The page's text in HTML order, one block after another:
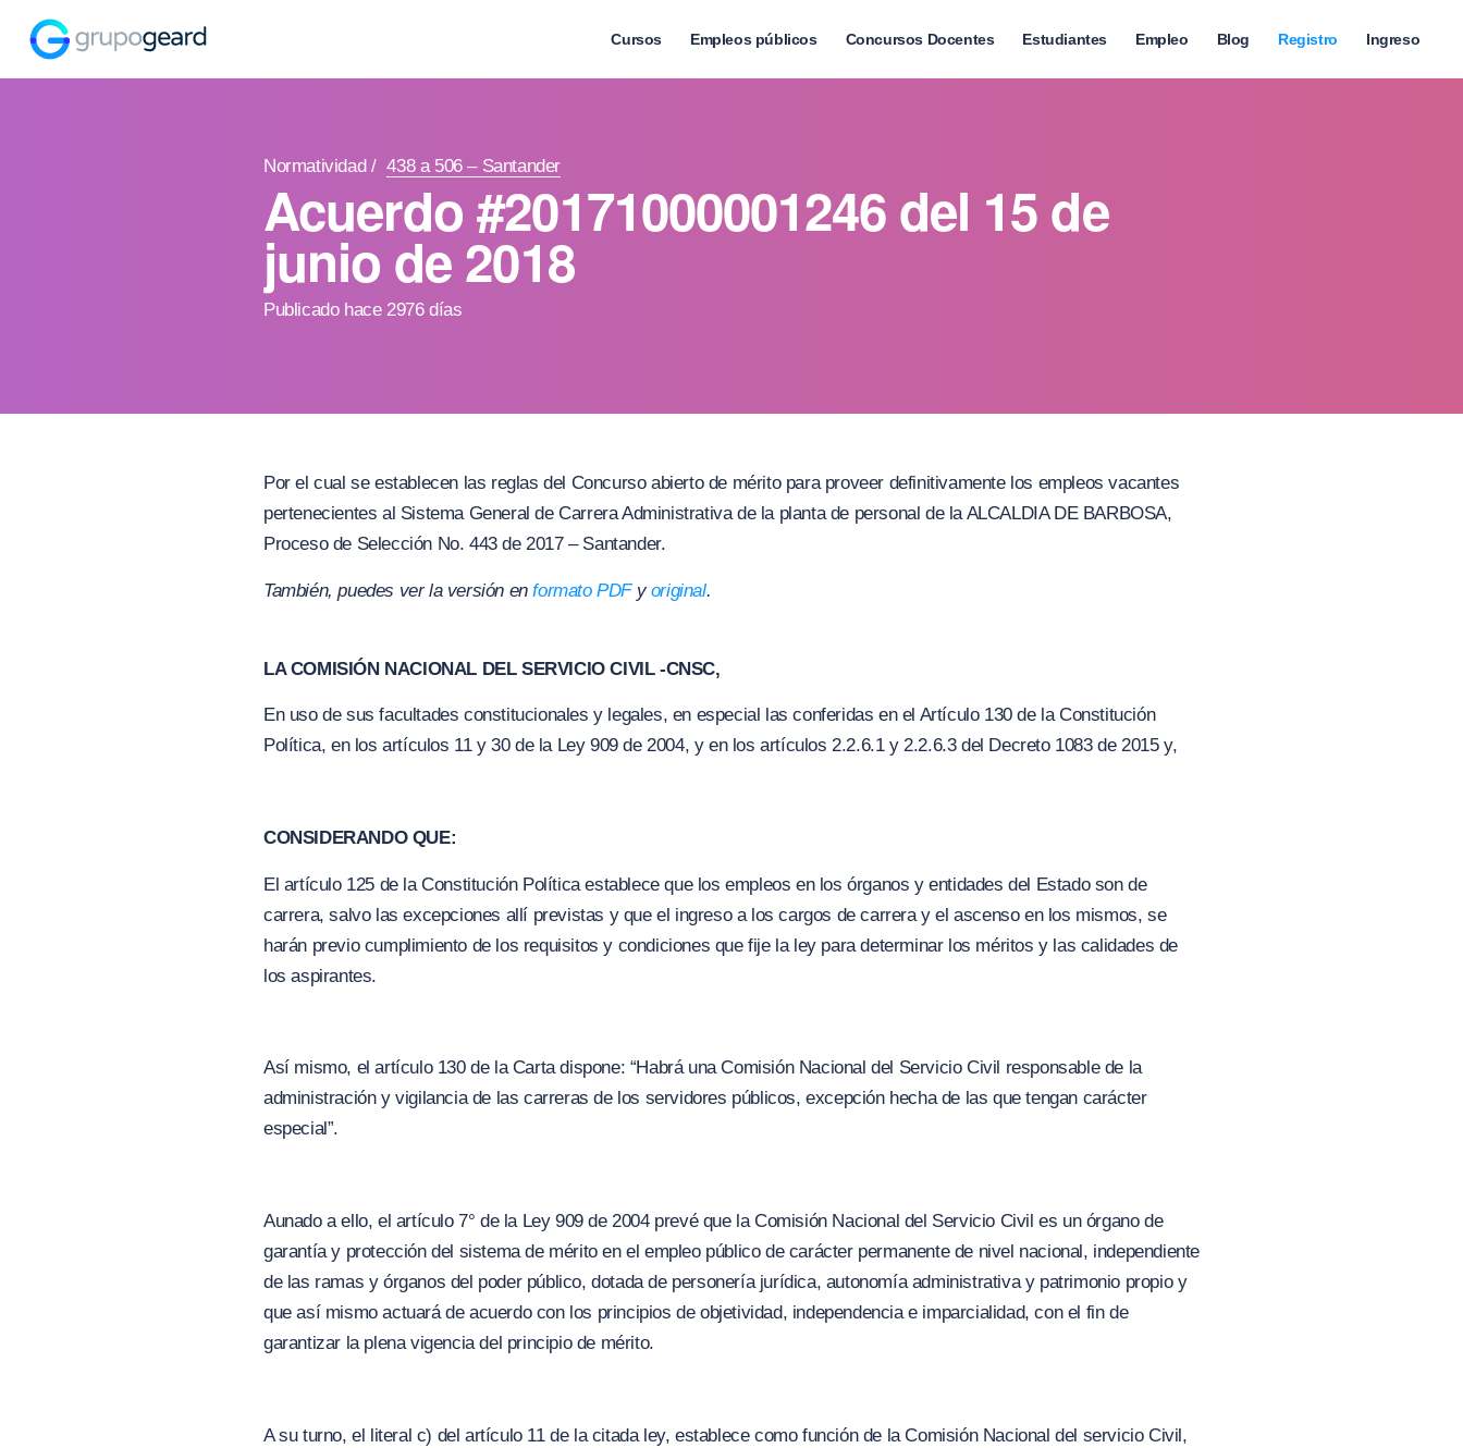
Cursos Empleos públicos Concursos Docentes Estudiantes Empleo Blog Registro Ingreso
Normatividad / 438 a 506 – Santander
Acuerdo #20171000001246 del 15 de
junio de 2018
Publicado hace 2976 días
Por el cual se establecen las reglas del Concurso abierto de mérito para proveer definitivamente los empleos vacantes
pertenecientes al Sistema General de Carrera Administrativa de la planta de personal de la ALCALDIA DE BARBOSA,
Proceso de Selección No. 443 de 2017 – Santander.
También, puedes ver la versión enformato PDFyoriginal.
LA COMISIÓN NACIONAL DEL SERVICIO CIVIL -CNSC,
En uso de sus facultades constitucionales y legales, en especial las conferidas en el Artículo 130 de la Constitución
Política, en los artículos 11 y 30 de la Ley 909 de 2004, y en los artículos 2.2.6.1 y 2.2.6.3 del Decreto 1083 de 2015 y,
CONSIDERANDO QUE:
El artículo 125 de la Constitución Política establece que los empleos en los órganos y entidades del Estado son de
carrera, salvo las excepciones allí previstas y que el ingreso a los cargos de carrera y el ascenso en los mismos, se
harán previo cumplimiento de los requisitos y condiciones que fije la ley para determinar los méritos y las calidades de
los aspirantes.
Así mismo, el artículo 130 de la Carta dispone: “Habrá una Comisión Nacional del Servicio Civil responsable de la
administración y vigilancia de las carreras de los servidores públicos, excepción hecha de las que tengan carácter
especial”.
Aunado a ello, el artículo 7° de la Ley 909 de 2004 prevé que la Comisión Nacional del Servicio Civil es un órgano de
garantía y protección del sistema de mérito en el empleo público de carácter permanente de nivel nacional, independiente
de las ramas y órganos del poder público, dotada de personería jurídica, autonomía administrativa y patrimonio propio y
que así mismo actuará de acuerdo con los principios de objetividad, independencia e imparcialidad, con el fin de
garantizar la plena vigencia del principio de mérito.
A su turno, el literal c) del artículo 11 de la citada ley, establece como función de la Comisión Nacional del servicio Civil,